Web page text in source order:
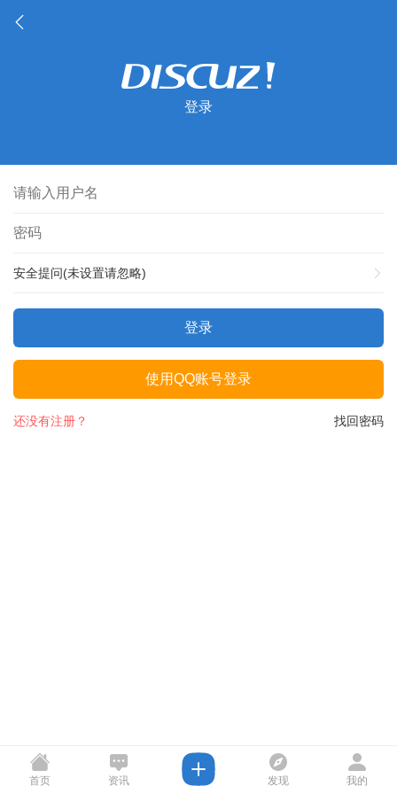
登录
安全提问(未设置请忽略)
登录
使用QQ账号登录
找回密码
还没有注册？
首页 资讯 发现 我的